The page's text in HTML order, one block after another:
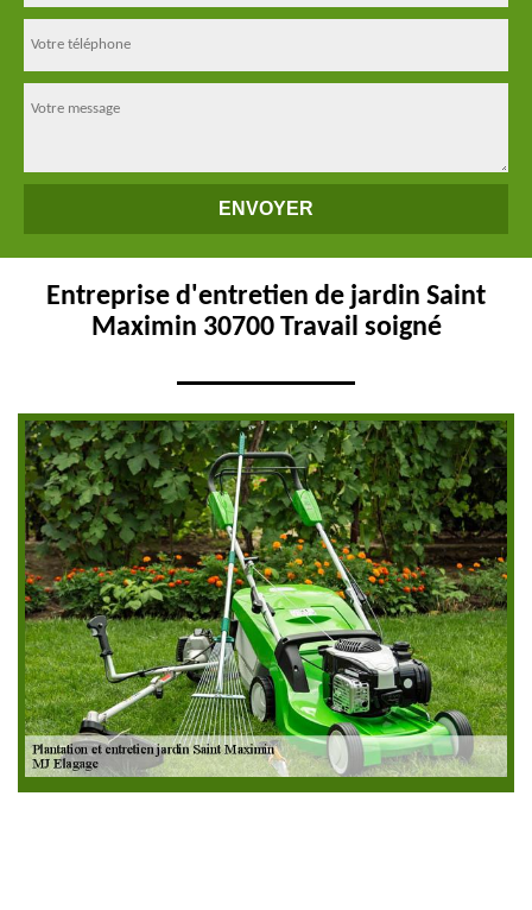
Entreprise d'entretien de jardin Saint
Maximin 30700 Travail soigné